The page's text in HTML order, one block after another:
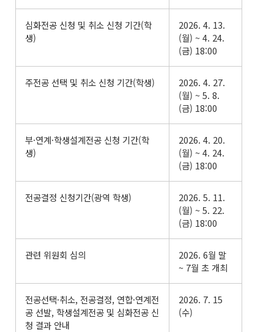
심화전공 신청 및 취소 신청 기간(학
생)
2026. 4. 13.
(월) ~ 4. 24.
(금) 18:00
주전공 선택 및 취소 신청 기간(학생)
2026. 4. 27.
(월) ~ 5. 8.
(금) 18:00
부·연계·학생설계전공 신청 기간(학
생)
2026. 4. 20.
(월) ~ 4. 24.
(금) 18:00
전공결정 신청기간(광역 학생)
2026. 5. 11.
(월) ~ 5. 22.
(금) 18:00
관련 위원회 심의
2026. 6월 말
~ 7월 초 개최
전공선택·취소, 전공결정, 연합·연계전
공 선발, 학생설계전공 및 심화전공 신
청 결과 안내
2026. 7. 15
(수)